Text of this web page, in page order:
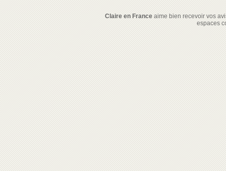
Claire en Franceaime bien recevoir vos
espaces